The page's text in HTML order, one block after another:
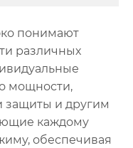
понимают
различных
мощности,
защиты и другим
каждому
обеспечивая